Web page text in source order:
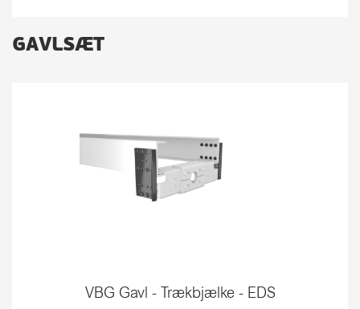
GAVLSÆT
VBG Gavl - Trækbjælke - EDS